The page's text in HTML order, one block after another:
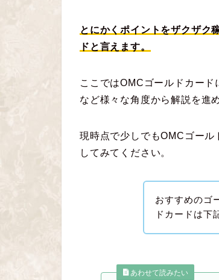
とにかくポイントをザクザク
ドと言えます。
ここではOMCゴールドカー
など様々な角度から解説を進
現時点で少しでもOMCゴー
してみてください。
おすすめのゴ
ドカードは下
あわせて読みたい